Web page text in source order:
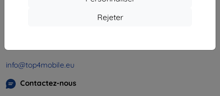
Rejeter
info@top4mobile.eu
Contactez-nous